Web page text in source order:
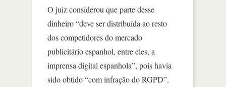
O juiz considerou que parte desse
dinheiro “deve ser distribuída ao resto
dos competidores do mercado
publicitário espanhol, entre eles, a
imprensa digital espanhola”, pois havia
sido obtido “com infração do RGPD”.